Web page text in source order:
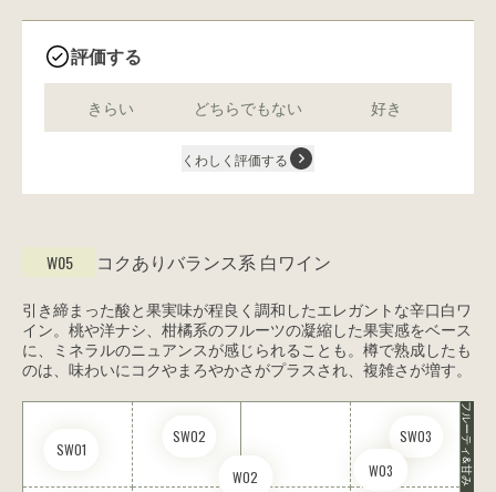
評価する
きらい どちらでもない 好き
くわしく評価する
W05 コクありバランス系 白ワイン
引き締まった酸と果実味が程良く調和したエレガントな辛口白ワ
イン。桃や洋ナシ、柑橘系のフルーツの凝縮した果実感をベース
に、ミネラルのニュアンスが感じられることも。樽で熟成したも
のは、味わいにコクやまろやかさがプラスされ、複雑さが増す。
SW01
SW02 SW03
W02 W03 フルーティ&甘み